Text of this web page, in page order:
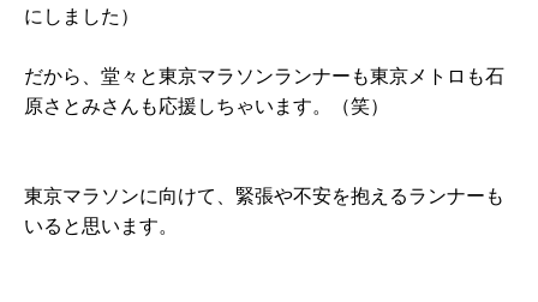
にしました）
だから、堂々と東京マラソンランナーも東京メトロも石
原さとみさんも応援しちゃいます。（笑）
東京マラソンに向けて、緊張や不安を抱えるランナーも
いると思います。